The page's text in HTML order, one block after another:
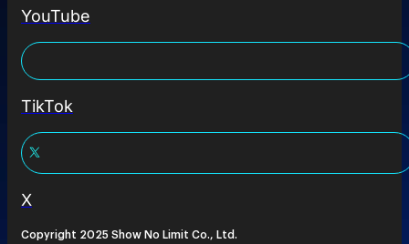
YouTube
TikTok
X
Copyright 2025 Show No Limit Co., Ltd.